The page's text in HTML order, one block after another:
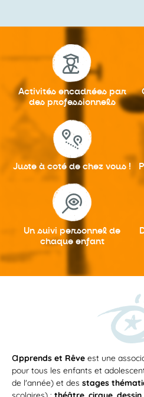
Activités encadrées par
des professionnels
Juste à coté de chez vous !
Un suivi personnel de
chaque enfant
apprends et Rêve est une
pour tous les enfants et
de l'année) et des stages